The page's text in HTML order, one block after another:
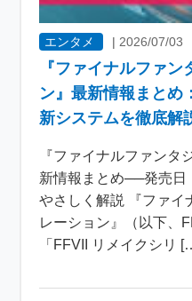
エンタメ |2026/07/03
『ファイナルファ
ン』最新情報まとめ
新システムを徹底解
『ファイナルファンタ
新情報まとめ──発売日
やさしく解説 『ファイ
レーション』（以下、
「FFVII リメイクシリ